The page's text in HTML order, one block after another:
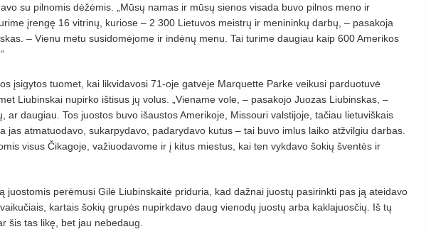
su pilnomis dėžėmis. „Mūsų namas ir mūsų sienos visada buvo pilnos meno ir
įrengę 16 vitrinų , kuriose – 2 300 Lietuvos meistrų ir menininkų darbų, – pasakoja
– Vienu metu susidomėjome ir indėnų menu. Tai turime daugiau kaip 600 Amerikos
įsigytos tuomet, kai likvidavosi 71-oje gatvėje Marquette Parke veikusi parduotuvė
Liubinskai nupirko ištisus jų volus. „Viename vole, – pasakojo Juozas Liubinskas, –
, ar daugiau. Tos juostos buvo išaustos Amerikoje, Missouri valstijoje, tačiau lietuviškais
jas atmatuodavo, sukarpydavo, padarydavo kutus – tai buvo imlus laiko atžvilgiu darbas.
visus Čikagoje, važiuodavome ir į kitus miestus, kai ten vykdavo šokių šventės ir
juostomis perėmusi Gilė Liubinskaitė priduria, kad dažnai juos­tų pasirinkti pas ją ateidavo
iais, kartais šokių grupės nupirkdavo daug vienodų juostų arba kaklajuosčių. Iš tų
šis tas likę, bet jau nebedaug.